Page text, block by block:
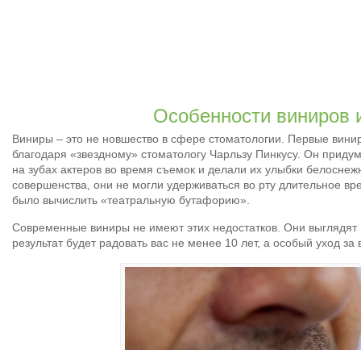
Особенности виниров
Виниры – это не новшество в сфере стоматологии. Первые
благодаря «звездному» стоматологу Чарльзу Пинкусу. Он
на зубах актеров во время съемок и делали их улыбки
совершенства, они не могли удерживаться во рту длительное
было вычислить «театральную бутафорию».
Современные виниры не имеют этих недостатков. Они
результат будет радовать вас не менее 10 лет, а особый уход